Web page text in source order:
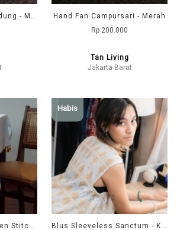
Hand Fan Mega Mendung - Merah
Hand Fan Campursari - Merah
Rp 200.000
Tan Living
Jakarta Barat
Tableclotch Slub Green Stitch Yamazaki - White
Habis
Blus Sleeveless Sanctum - Krem